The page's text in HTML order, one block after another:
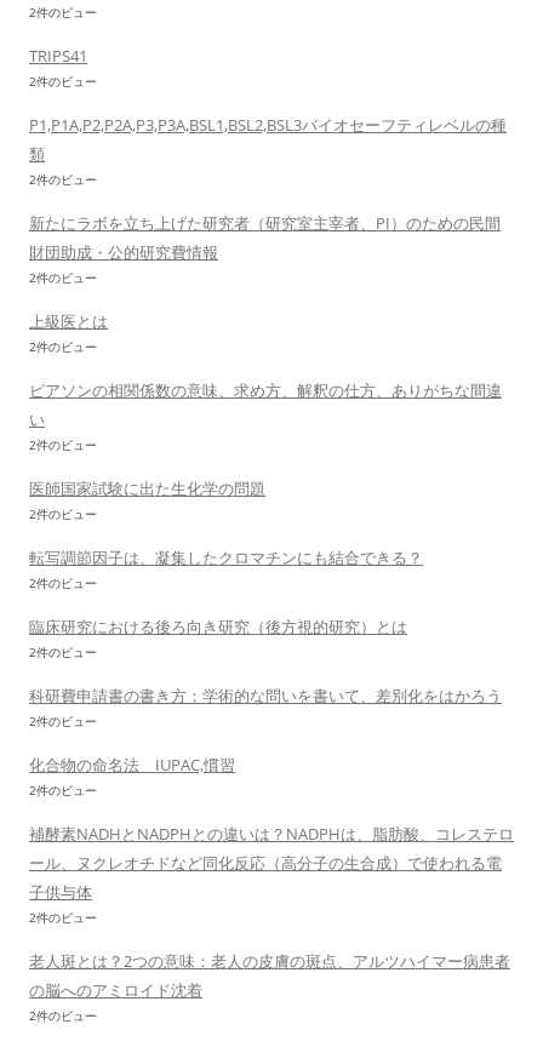
2件のビュー
TRIPS41
2件のビュー
P1,P1A,P2,P2A,P3,P3A,BSL1,BSL2,BSL3バイオセーフティレベルの種
類
2件のビュー
新たにラボを立ち上げた研究者（研究室主宰者、PI）のための民間
財団助成・公的研究費情報
2件のビュー
上級医とは
2件のビュー
ピアソンの相関係数の意味、求め方、解釈の仕方、ありがちな間違
い
2件のビュー
医師国家試験に出た生化学の問題
2件のビュー
転写調節因子は、凝集したクロマチンにも結合できる？
2件のビュー
臨床研究における後ろ向き研究（後方視的研究）とは
2件のビュー
科研費申請書の書き方：学術的な問いを書いて、差別化をはかろう
2件のビュー
化合物の命名法 IUPAC,慣習
2件のビュー
補酵素NADHとNADPHとの違いは？NADPHは、脂肪酸、コレステロ
ール、ヌクレオチドなど同化反応（高分子の生合成）で使われる電
子供与体
2件のビュー
老人斑とは？2つの意味：老人の皮膚の斑点、アルツハイマー病患者
の脳へのアミロイド沈着
2件のビュー